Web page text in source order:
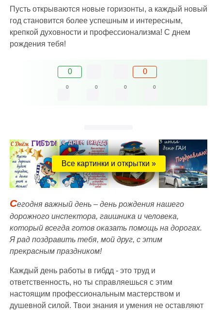
Пусть открываются новые горизонты, а каждый новый
год становится более успешным и интересным,
крепкой духовности и профессионализма! С днем
рождения тебя!
0 0
0 0 0 0
Все картинки и открытки »
Сегодня важный день – день рождения нашего
дорожного инспектора, гаишника и человека,
который всегда готов оказать помощь на дорогах.
Я рад поздравить тебя, мой друг, с этим
прекрасным праздником!
Каждый день работы в гибдд - это труд и
ответственность, но ты справляешься с этим
настоящим профессиональным мастерством и
душевной силой. Твои знания и умения не оставляют